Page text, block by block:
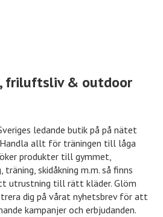
friluftsliv & outdoor
ledande butik på på nätet
allt för träningen till låga
produkter till gymmet,
skidåkning m.m. så finns
utrustning till rätt kläder. Glöm
dig på vårat nyhetsbrev för att
kampanjer och erbjudanden.